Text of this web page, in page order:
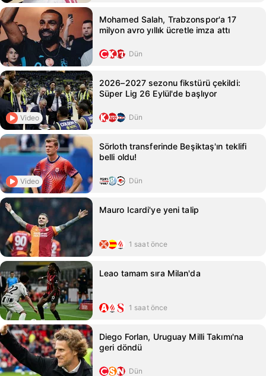
Mohamed Salah, Trabzonspor'a 17
milyon avro yıllık ücretle imza attı
Dün
Video
2026–2027 sezonu fikstürü çekildi:
Süper Lig 26 Eylül'de başlıyor
Dün
Video
Sörloth transferinde Beşiktaş'ın teklifi
belli oldu!
Dün
Mauro Icardi'ye yeni talip
1 saat önce
Leao tamam sıra Milan'da
1 saat önce
Diego Forlan, Uruguay Milli Takımı'na
geri döndü
Dün